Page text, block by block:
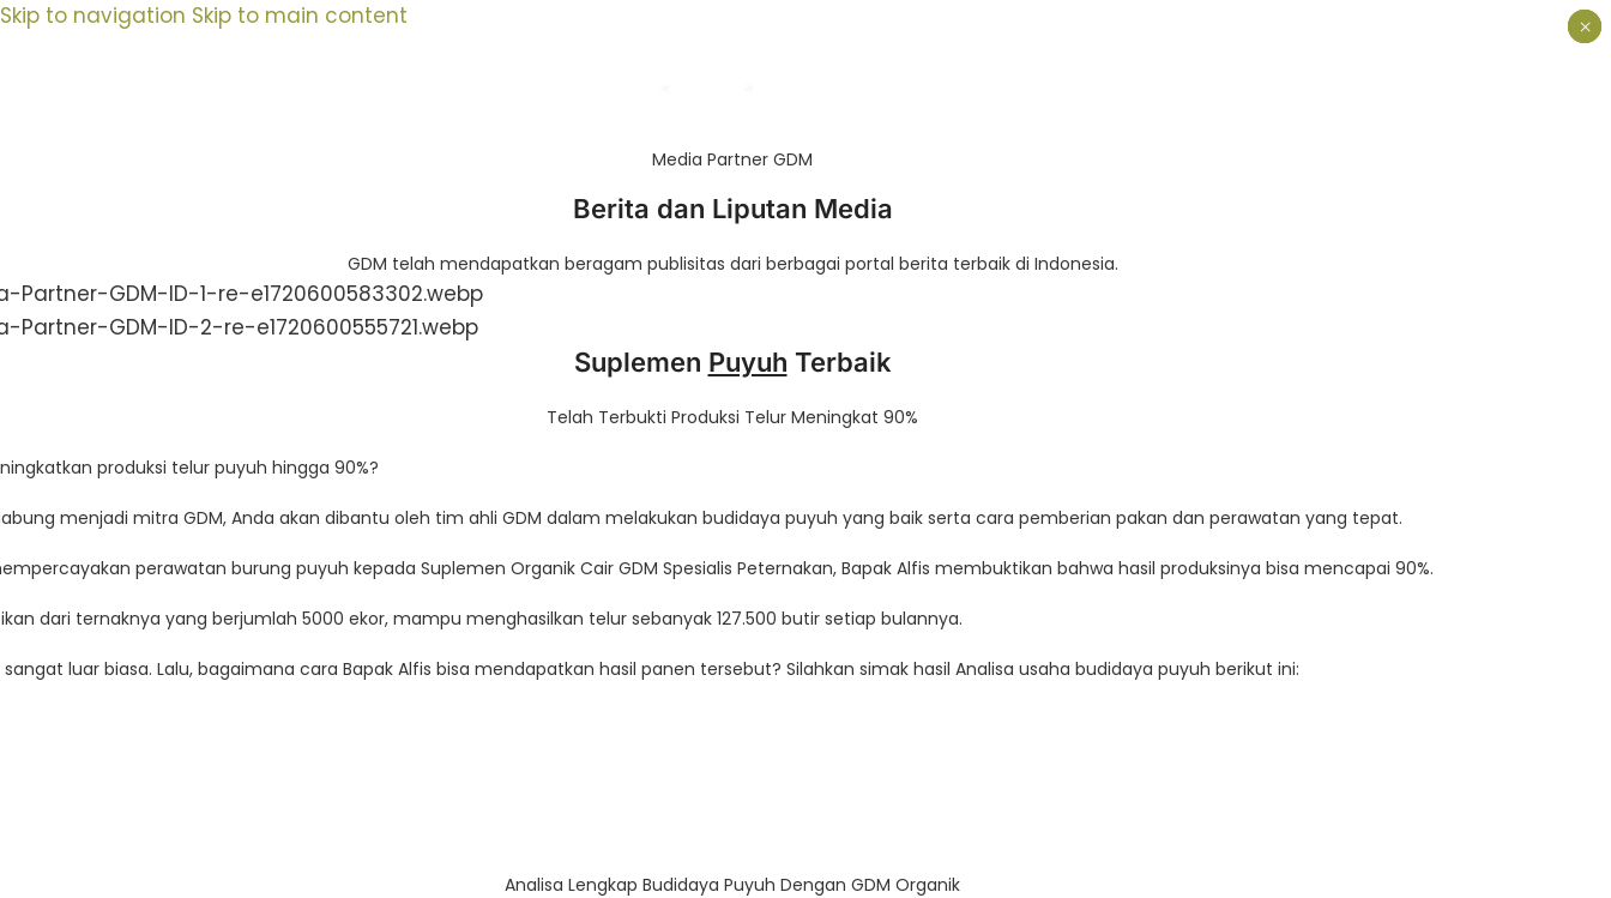
Skip to navigation Skip to main content
Media Partner GDM
Berita dan Liputan Media
GDM telah mendapatkan beragam publisitas dari berbagai portal berita terbaik di Indonesia.
Suplemen Puyuh Terbaik
Telah Terbukti Produksi Telur Meningkat 90%
produksi telur puyuh hingga 90%?
menjadi mitra GDM, Anda akan dibantu oleh tim ahli GDM dalam melakukan budidaya puyuh yang baik serta cara pemberian pakan dan perawatan yang tepat.
perawatan burung puyuh kepada Suplemen Organik Cair GDM Spesialis Peternakan, Bapak Alfis membuktikan bahwa hasil produksinya bisa mencapai 90%.
dari ternaknya yang berjumlah 5000 ekor, mampu menghasilkan telur sebanyak 127.500 butir setiap bulannya.
luar biasa. Lalu, bagaimana cara Bapak Alfis bisa mendapatkan hasil panen tersebut? Silahkan simak hasil Analisa usaha budidaya puyuh berikut ini:
Analisa Lengkap Budidaya Puyuh Dengan GDM Organik
×
×
×